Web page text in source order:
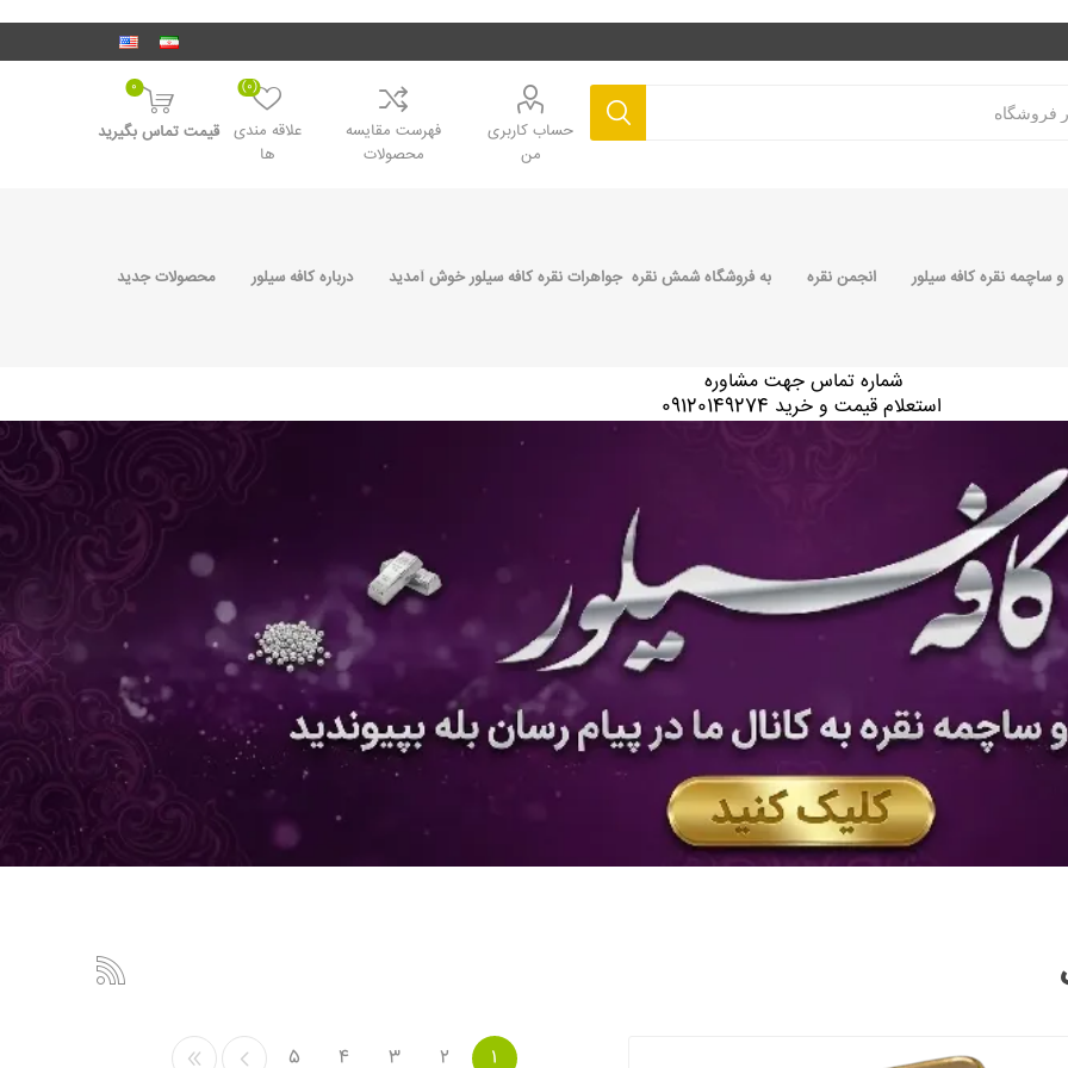
حساب کاربری
من
فهرست مقایسه
محصولات
علاقه مندی
ها
(0)
0
قیمت تماس بگیرید
ساچمه نقره کافه سیلور انجمن نقره به فروشگاه شمش نقره جواهرات نقره کافه سیلور خوش آمدید درباره کافه سیلور محصولات جدید
شماره تماس جهت مشاوره
استعلام قیمت و خرید 09120149274
1
2
3
4
5